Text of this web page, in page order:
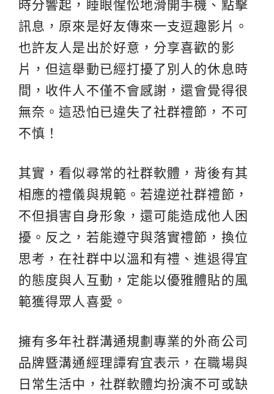
時分響起，睡眼惺忪地滑開手機、點擊
訊息，原來是好友傳來一支逗趣影片。
也許友人是出於好意，分享喜歡的影
片，但這舉動已經打擾了別人的休息時
間，收件人不僅不會感謝，還會覺得很
無奈。這恐怕已違失了社群禮節，不可
不慎！
其實，看似尋常的社群軟體，背後有其
相應的禮儀與規範。若違逆社群禮節，
不但損害自身形象，還可能造成他人困
擾。反之，若能遵守與落實禮節，換位
思考，在社群中以溫和有禮、進退得宜
的態度與人互動，定能以優雅體貼的風
範獲得眾人喜愛。
擁有多年社群溝通規劃專業的外商公司
品牌暨溝通經理譚宥宜表示，在職場與
日常生活中，社群軟體均扮演不可或缺